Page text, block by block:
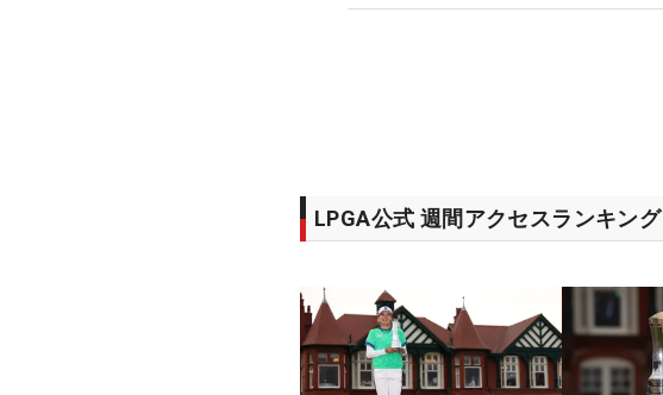
LPGA公式 週間アクセスランキング